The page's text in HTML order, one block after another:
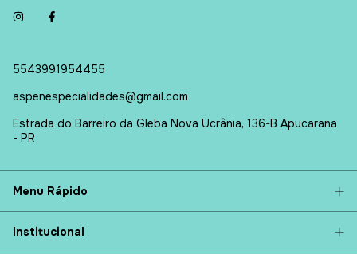
5543991954455
aspenespecialidades@gmail.com
Estrada do Barreiro da Gleba Nova Ucrânia, 136-B Apucarana
- PR
Menu Rápido
Institucional